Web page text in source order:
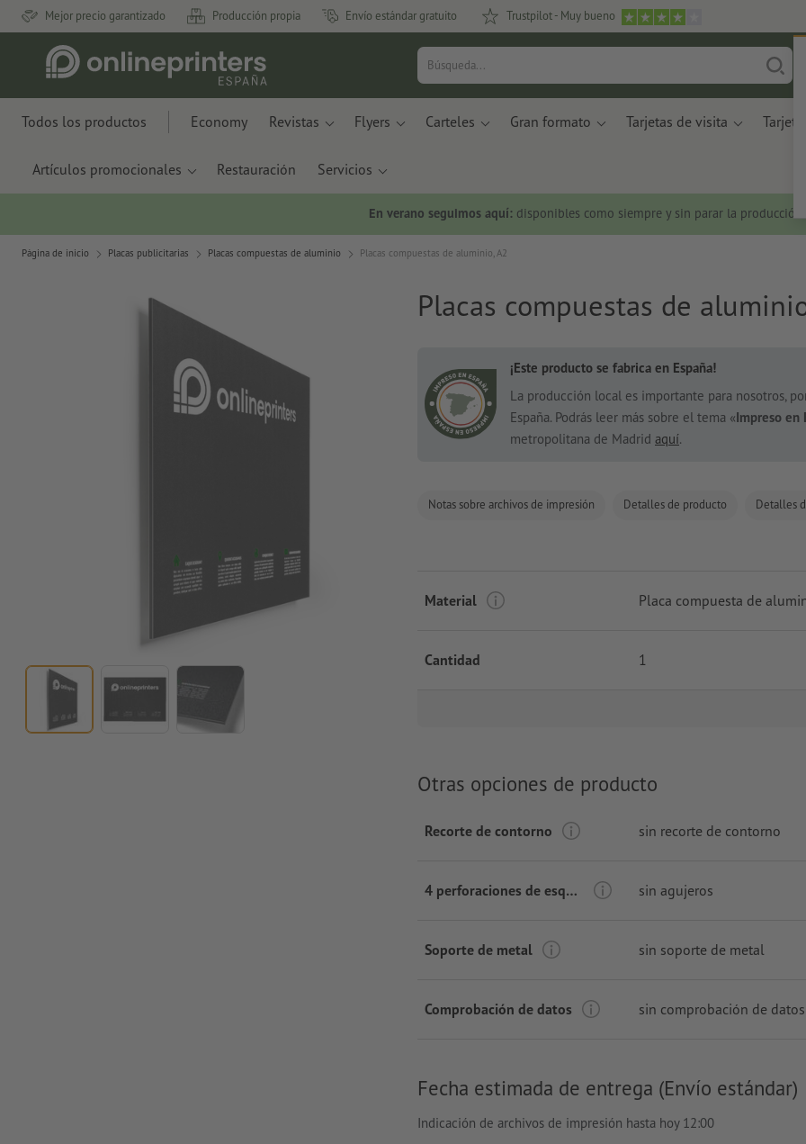
Mejor precio garantizado Producción propia Envío estándar gratuito Trustpilot - Muy bueno
Todos los productos Economy Revistas Flyers Carteles Gran formato Tarjetas de visita Tarjetas
Artículos promocionales Restauración Servicios
En verano seguimos aquí: disponibles como siempre y sin parar la producción.
Página de inicio Placas publicitarias Placas compuestas de aluminio Placas compuestas de aluminio, A2
Placas compuestas de
¡Este producto se fabrica en España!
La producción local es importante para nosotros,
España. Podrás leer más sobre el tema «Impreso en
metropolitana de Madrid aquí.
Notas sobre archivos de impresión Detalles de producto Detalles
Material Placa compuesta de
Cantidad 1
Otras opciones de producto
Recorte de contorno sin recorte de contorno
4 perforaciones de esquina sin agujeros
Soporte de metal sin soporte de metal
Comprobación de datos sin comprobación de datos
Fecha estimada de entrega (Envío estándar)
Indicación de archivos de impresión hasta hoy 12:00